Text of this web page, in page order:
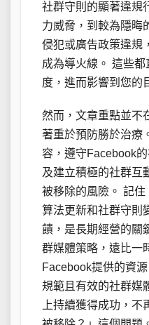
社群守則的顯著違規
力威脅，到較為隱晦
侵犯或廣告政策違規
成為導火線。 這些
度，進而影響到您的
然而，文章重點並不
著重於預防勝於治療
容，遵守Facebook
及建立積極的社群互
被移除的風險。 記
算法更新和社群守則
饋，是長期經營的關
群媒體策略，遠比一
Facebook提供的資
規範且有效的社群媒
上持續獲得成功，